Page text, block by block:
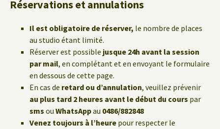
Réservations et annulations
Il est obligatoire de réserver, le nombre de places
au studio étant limité.
Réserver est possible jusque 24h avant la session
par mail, en complétant et en envoyant le formulaire
en dessous de cette page.
En cas de retard ou d’annulation, veuillez prévenir
au plus tard 2 heures avant le début du cours par
sms ou WhatsAppau 0486/882848
Venez toujours à l’heure pour respecter le